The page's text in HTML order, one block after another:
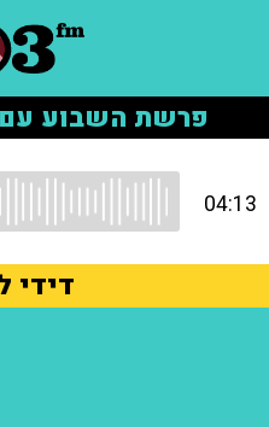
פרשת השבוע
04:13
דידי